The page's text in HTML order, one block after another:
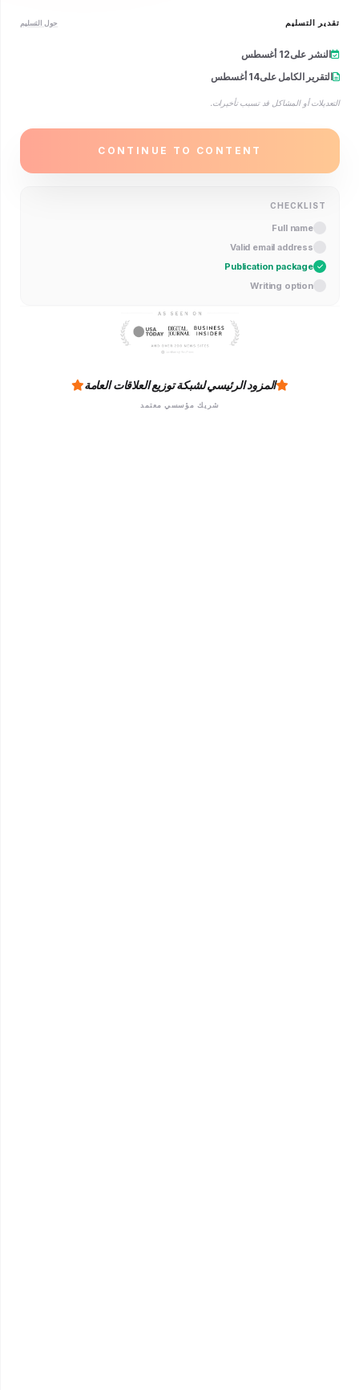
على12 أغسطس
الكامل على14 أغسطس
أو المشاكل قد تسبب تأخيرات.
CONTINUE TO CONTENT
Valid email address
Publication package
Writing option
المزود الرئيسي لشبكة توزيع العلاقات العامة
شريك مؤسسي معتمد